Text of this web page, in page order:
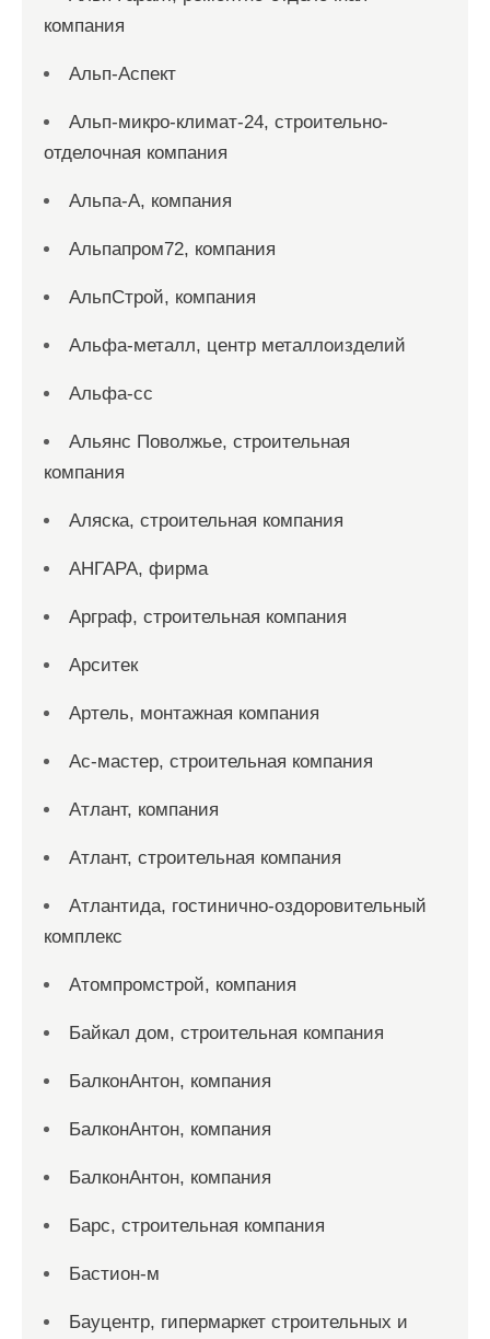
компания
Альп-Аспект
Альп-микро-климат-24, строительно-
отделочная компания
Альпа-А, компания
Альпапром72, компания
АльпСтрой, компания
Альфа-металл, центр металлоизделий
Альфа-сс
Альянс Поволжье, строительная
компания
Аляска, строительная компания
АНГАРА, фирма
Арграф, строительная компания
Арситек
Артель, монтажная компания
Ас-мастер, строительная компания
Атлант, компания
Атлант, строительная компания
Атлантида, гостинично-оздоровительный
комплекс
Атомпромстрой, компания
Байкал дом, строительная компания
БалконАнтон, компания
БалконАнтон, компания
БалконАнтон, компания
Барс, строительная компания
Бастион-м
Бауцентр, гипермаркет строительных и